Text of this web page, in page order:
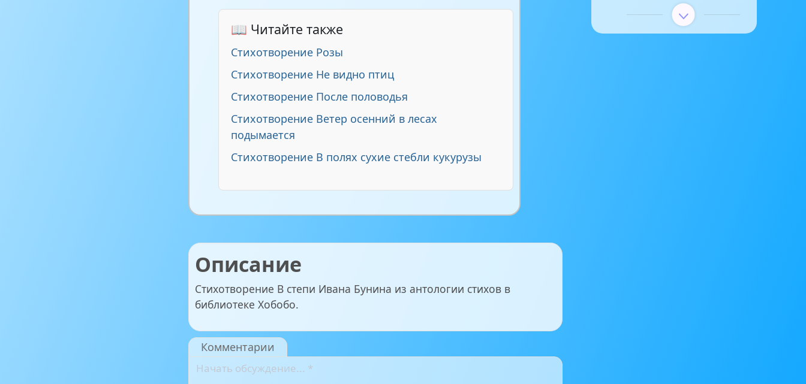
📖 Читайте также
Стихотворение Розы
Стихотворение Не видно птиц
Стихотворение После половодья
Стихотворение Ветер осенний в лесах
подымается
Стихотворение В полях сухие стебли кукурузы
Описание
Стихотворение В степи Ивана Бунина из антологии стихов в
библиотеке Хобобо.
Комментарии